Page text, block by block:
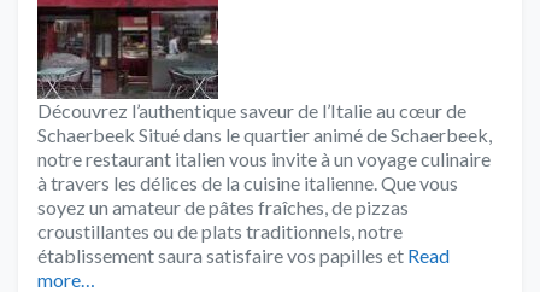
Découvrez l’authentique saveur de l’Italie au cœur de
Schaerbeek Situé dans le quartier animé de Schaerbeek,
notre restaurant italien vous invite à un voyage culinaire
à travers les délices de la cuisine italienne. Que vous
soyez un amateur de pâtes fraîches, de pizzas
croustillantes ou de plats traditionnels, notre
établissement saura satisfaire vos papilles et Read
more…